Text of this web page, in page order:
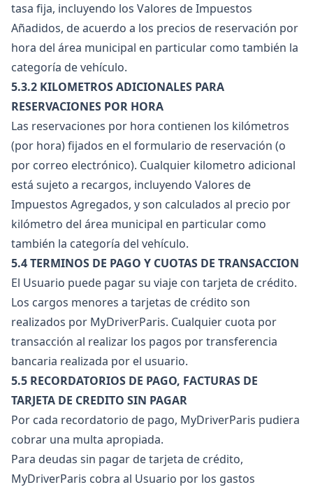
tasa fija, incluyendo los Valores de Impuestos
Añadidos, de acuerdo a los precios de reservación por
hora del área municipal en particular como también la
categoría de vehículo.
5.3.2 KILOMETROS ADICIONALES PARA
RESERVACIONES POR HORA
Las reservaciones por hora contienen los kilómetros
(por hora) fijados en el formulario de reservación (o
por correo electrónico). Cualquier kilometro adicional
está sujeto a recargos, incluyendo Valores de
Impuestos Agregados, y son calculados al precio por
kilómetro del área municipal en particular como
también la categoría del vehículo.
5.4 TERMINOS DE PAGO Y CUOTAS DE TRANSACCION
El Usuario puede pagar su viaje con tarjeta de crédito.
Los cargos menores a tarjetas de crédito son
realizados por MyDriverParis. Cualquier cuota por
transacción al realizar los pagos por transferencia
bancaria realizada por el usuario.
5.5 RECORDATORIOS DE PAGO, FACTURAS DE
TARJETA DE CREDITO SIN PAGAR
Por cada recordatorio de pago, MyDriverParis pudiera
cobrar una multa apropiada.
Para deudas sin pagar de tarjeta de crédito,
MyDriverParis cobra al Usuario por los gastos